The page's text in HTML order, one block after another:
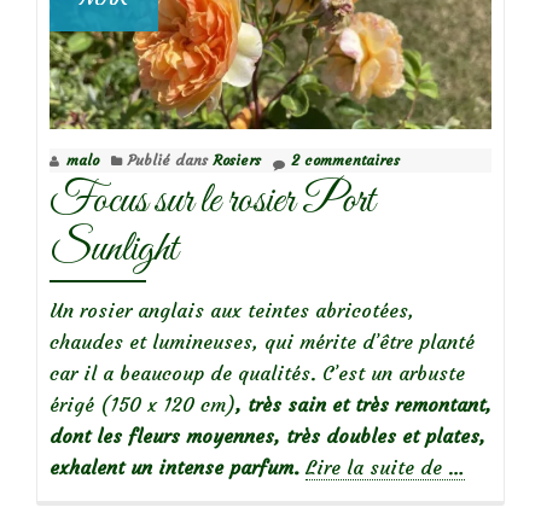
malo Publié dans Rosiers 2 commentaires
Focus sur le rosier Port
Sunlight
Un rosier anglais aux teintes abricotées,
chaudes et lumineuses, qui mérite d’être planté
car il a beaucoup de qualités. C’est un arbuste
érigé (150 x 120 cm), très sain et très remontant,
dont les fleurs moyennes, très doubles et plates,
exhalent un intense parfum. Lire la suite de …